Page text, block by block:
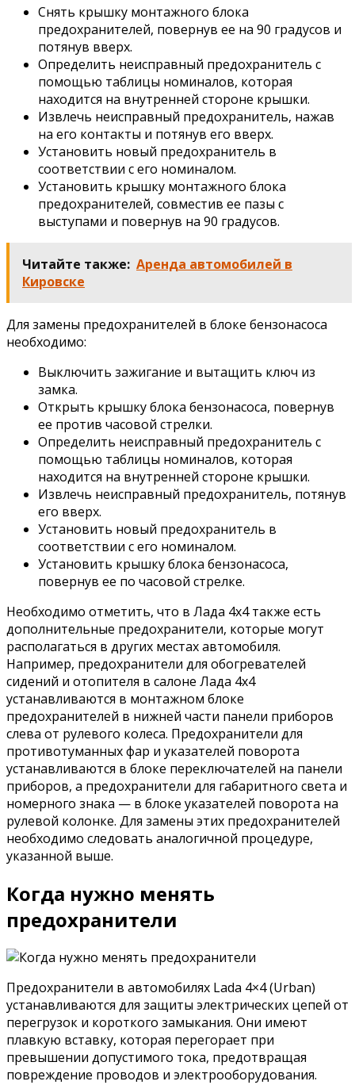
Снять крышку монтажного блока
предохранителей, повернув ее на 90 градусов и
потянув вверх.
Определить неисправный предохранитель с
помощью таблицы номиналов, которая
находится на внутренней стороне крышки.
Извлечь неисправный предохранитель, нажав
на его контакты и потянув его вверх.
Установить новый предохранитель в
соответствии с его номиналом.
Установить крышку монтажного блока
предохранителей, совместив ее пазы с
выступами и повернув на 90 градусов.
Читайте также: Аренда автомобилей в
Кировске
Для замены предохранителей в блоке бензонасоса
необходимо:
Выключить зажигание и вытащить ключ из
замка.
Открыть крышку блока бензонасоса, повернув
ее против часовой стрелки.
Определить неисправный предохранитель с
помощью таблицы номиналов, которая
находится на внутренней стороне крышки.
Извлечь неисправный предохранитель, потянув
его вверх.
Установить новый предохранитель в
соответствии с его номиналом.
Установить крышку блока бензонасоса,
повернув ее по часовой стрелке.
Необходимо отметить, что в Лада 4х4 также есть
дополнительные предохранители, которые могут
располагаться в других местах автомобиля.
Например, предохранители для обогревателей
сидений и отопителя в салоне Лада 4х4
устанавливаются в монтажном блоке
предохранителей в нижней части панели приборов
слева от рулевого колеса. Предохранители для
противотуманных фар и указателей поворота
устанавливаются в блоке переключателей на панели
приборов, а предохранители для габаритного света и
номерного знака — в блоке указателей поворота на
рулевой колонке. Для замены этих предохранителей
необходимо следовать аналогичной процедуре,
указанной выше.
Когда нужно менять
предохранители
Предохранители в автомобилях Lada 4×4 (Urban)
устанавливаются для защиты электрических цепей от
перегрузок и короткого замыкания. Они имеют
плавкую вставку, которая перегорает при
превышении допустимого тока, предотвращая
повреждение проводов и электрооборудования.